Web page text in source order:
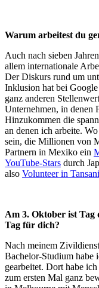
Warum arbeitest du
Auch nach sieben
allem internationale
Der Diskurs rund um
Inklusion hat bei
ganz anderen
Unternehmen, in denen
Hinzukommen die
an denen ich arbeite.
sein, die Millionen von
Partnern in Mexiko ein
YouTube-Stars durch
also Volunteer in
Am 3. Oktober ist Tag
Tag für dich?
Nach meinem
Bachelor-Studium habe
gearbeitet. Dort habe
zum ersten Mal ganz